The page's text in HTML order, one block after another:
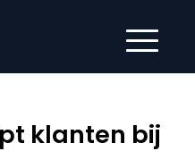
klanten bij